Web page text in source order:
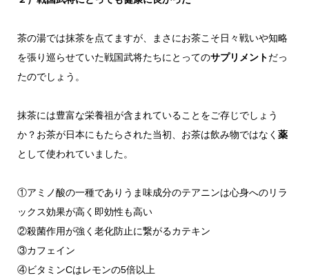
茶の湯では抹茶を点てますが、まさにお茶こそ日々戦いや知略
を張り巡らせていた戦国武将たちにとってのサプリメントだっ
たのでしょう。
抹茶には豊富な栄養祖が含まれていることをご存じでしょう
か？お茶が日本にもたらされた当初、お茶は飲み物ではなく 薬
として使われていました。
①アミノ酸の一種でありうま味成分のテアニンは心身へのリラ
ックス効果が高く即効性も高い
②殺菌作用が強く老化防止に繋がるカテキン
③カフェイン
④ビタミンCはレモンの5倍以上